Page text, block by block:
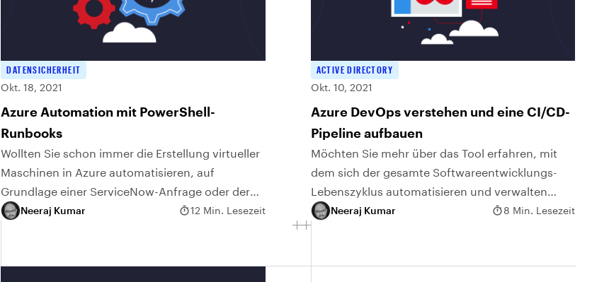
DATENSICHERHEIT
Okt. 18, 2021
Azure Automation mit PowerShell-
Runbooks
Wollten Sie schon immer die Erstellung virtueller
Maschinen in Azure automatisieren, auf
Grundlage einer ServiceNow-Anfrage oder der
Anforderung anderer digitaler Workflows, die das
Neeraj Kumar 12 Min. Lesezeit
ACTIVE DIRECTORY
Okt. 10, 2021
Azure DevOps verstehen und eine CI/CD-
Pipeline aufbauen
Möchten Sie mehr über das Tool erfahren, mit
dem sich der gesamte Softwareentwicklungs-
Lebenszyklus automatisieren und verwalten
lässt? Nun, Azure DevOps ist die Lösung für Sie.
Aber bevor wir tiefer darauf...
Neeraj Kumar 8 Min. Lesezeit